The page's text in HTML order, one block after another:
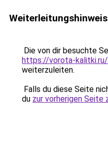
Weiterleitungshinweis
Die von dir besuchte
https://vorota-
weiterzuleiten.
Falls du diese Seite
du zur vorherigen Seite